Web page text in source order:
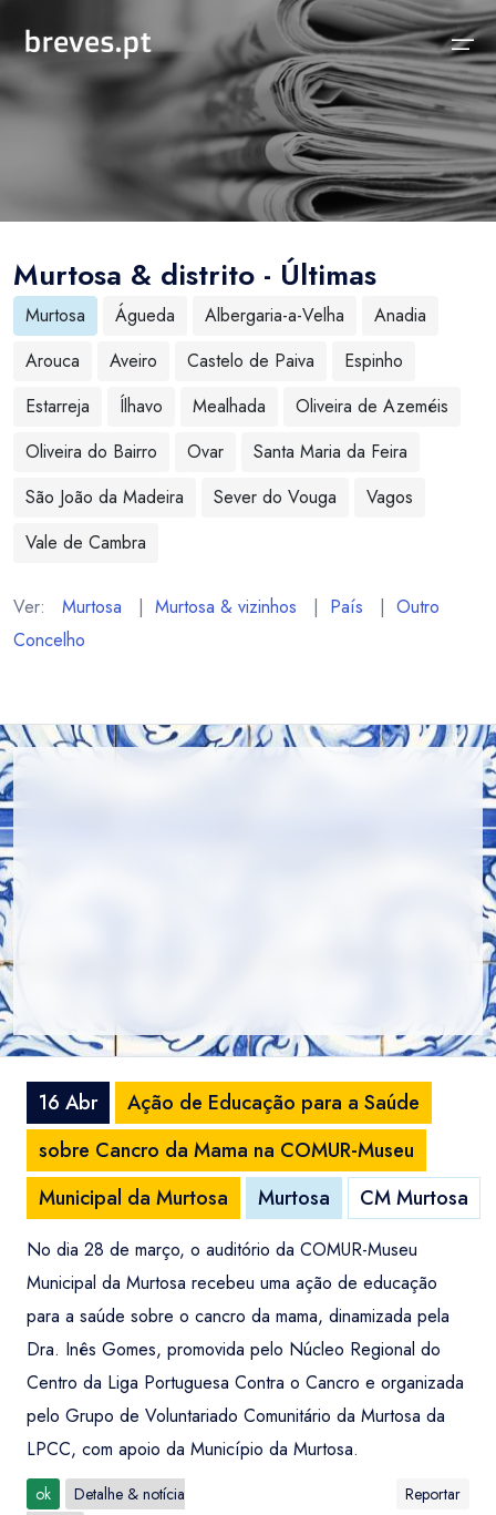
Notícias
Concelhos Vizinhos
Distrito
País
Temas
Sobre
Funcionalidades
As nossas Fontes
Perguntas Frequentes
Contactos
Murtosa & distrito - Últimas
Murtosa Águeda Albergaria-a-Velha
Anadia
Arouca
Aveiro Castelo de Paiva
Espinho
Estarreja
Ílhavo Mealhada
Oliveira de Azeméis
Oliveira do Bairro
Ovar
Santa Maria da Feira
São João da Madeira
Sever do Vouga
Vagos
Vale de Cambra
Ver: Murtosa | Murtosa & vizinhos | País | Outro
Concelho
16 Abr
Ação de Educação para a Saúde
sobre Cancro da Mama na COMUR-Museu
Municipal da Murtosa
Murtosa CM Murtosa
No dia 28 de março, o auditório da COMUR-Museu
Municipal da Murtosa recebeu uma ação de educação
para a saúde sobre o cancro da mama, dinamizada pela
Dra. Inês Gomes, promovida pelo Núcleo Regional do
Centro da Liga Portuguesa Contra o Cancro e organizada
pelo Grupo de Voluntariado Comunitário da Murtosa da
LPCC, com apoio da Município da Murtosa.
ok
Detalhe & notícia
Reportar